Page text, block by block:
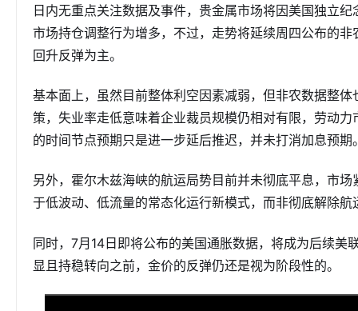
日内无重点关注数据及事件，贵金属市场将因美国独立
市场持仓调整行为增多，不过，走势将延续周四公布的
回升反弹为主。
基本面上，虽然目前整体利空因素减弱，但非农数据整
策，失业率走低意味着企业裁员规模仍相对有限，劳动
的时间节点预期只是进一步延后推迟，并未打消加息预期
另外，霍尔木兹海峡的航运局势目前并未彻底平息，市
于低波动、低流量的常态化运行新模式，而非彻底解除航
同时，7月14日即将公布的美国通胀数据，将成为后续
显且持稳转向之前，金价的反弹仍还是视为阶段性的。